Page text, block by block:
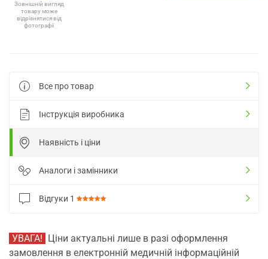
Зовнішній вигляд
товару може
відрізнятися від
фотографії
Все про товар
Інструкція виробника
Наявність і ціни
Аналоги і замінники
Відгуки 1
УВАГА! Ціни актуальні лише в разі оформлення
замовлення в електронній медичній інформаційній